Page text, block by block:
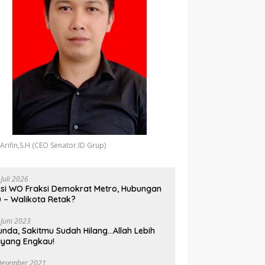
(CEO Senator.ID Grup)
2026
WO Fraksi Demokrat Metro, Hubungan
– Walikota Retak?
2023
Sakitmu Sudah Hilang…Allah Lebih
Engkau!
2021